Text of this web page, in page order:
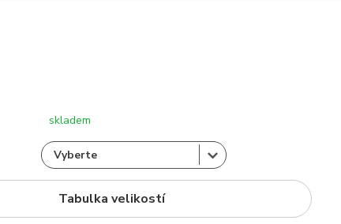
skladem
Tabulka velikostí